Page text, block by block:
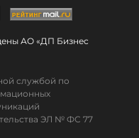
АО «ДП Бизнес
службой по
ЭЛ № ФС 77